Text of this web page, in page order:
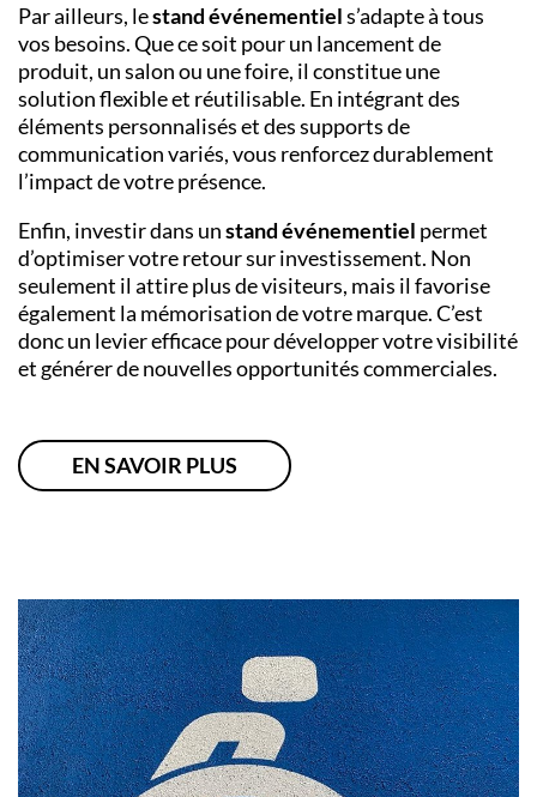
Par ailleurs, lestand événementiels’adapte à tous
vos besoins. Que ce soit pour un lancement de
produit, un salon ou une foire, il constitue une
solution flexible et réutilisable. En intégrant des
éléments personnalisés et des supports de
communication variés, vous renforcez durablement
l’impact de votre présence.
Enfin, investir dans unstand événementiel permet
d’optimiser votre retour sur investissement. Non
seulement il attire plus de visiteurs, mais il favorise
également la mémorisation de votre marque. C’est
donc un levier efficace pour développer votre visibilité
et générer de nouvelles opportunités commerciales.
EN SAVOIR PLUS